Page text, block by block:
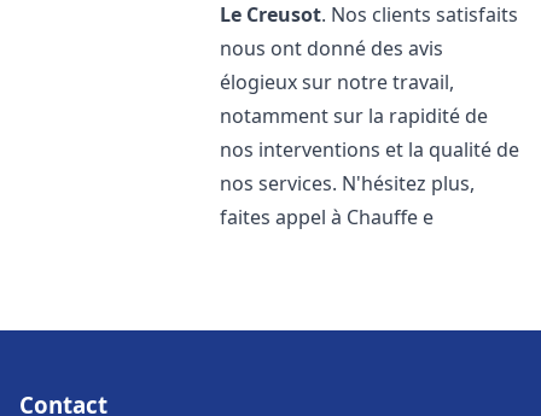
Le Creusot. Nos clients satisfaits
nous ont donné des avis
élogieux sur notre travail,
notamment sur la rapidité de
nos interventions et la qualité de
nos services. N'hésitez plus,
faites appel à Chauffe e
Contact